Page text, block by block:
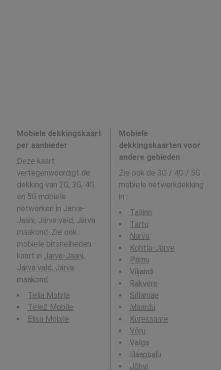
Mobiele dekkingskaart
per aanbieder
Deze kaart
vertegenwoordigt de
dekking van 2G, 3G, 4G
en 5G mobiele
netwerken in Jarva-
Jaani, Järva vald, Järva
maakond. Zie ook :
mobiele bitsnelheden
kaart in Jarva-Jaani,
Järva vald, Järva
maakond.
Telia Mobile
Tele2 Mobile
Elisa Mobile
Mobiele
dekkingskaarten voor
andere gebieden
Zie ook de 3G / 4G / 5G
mobiele netwerkdekking
in :
Tallinn
Tartu
Narva
Kohtla-Järve
Pärnu
Viljandi
Rakvere
Sillamäe
Maardu
Kuressaare
Võru
Valga
Haapsalu
Jõhvi